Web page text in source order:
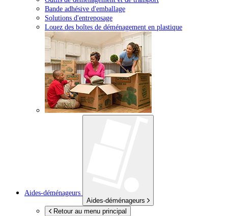
Bande adhésive d'emballage
Solutions d'entreposage
Louez des boîtes de déménagement en plastique
Aides-déménageurs
Aides-déménageurs
Retour au menu principal